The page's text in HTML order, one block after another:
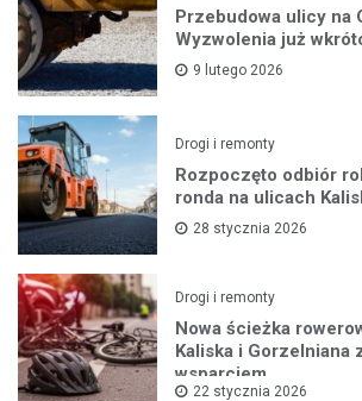
Przebudowa ulicy na
Wyzwolenia już
9 lutego 2026
Drogi i remonty
Rozpoczęto odbiór
ronda na ulicach
28 stycznia 2026
Drogi i remonty
Nowa ścieżka
Kaliska i Gorzelniana
wsparciem
22 stycznia 2026